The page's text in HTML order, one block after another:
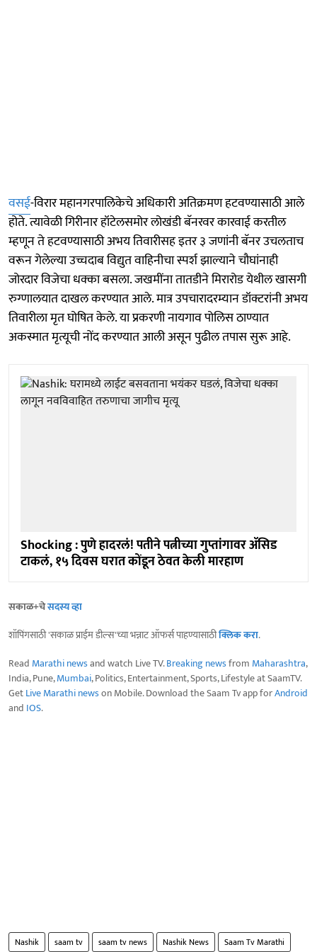
वसई-विरार महानगरपालिकेचे अधिकारी अतिक्रमण हटवण्यासाठी आले
होते. त्यावेळी गिरीनार हॉटेलसमोर लोखंडी बॅनरवर कारवाई करतील
म्हणून ते हटवण्यासाठी अभय तिवारीसह इतर ३ जणांनी बॅनर उचलताच
वरून गेलेल्या उच्चदाब विद्युत वाहिनीचा स्पर्श झाल्याने चौघांनाही
जोरदार विजेचा धक्का बसला. जखमींना तातडीने मिरारोड येथील खासगी
रुग्णालयात दाखल करण्यात आले. मात्र उपचारादरम्यान डॉक्टरांनी अभय
तिवारीला मृत घोषित केले. या प्रकरणी नायगाव पोलिस ठाण्यात
अकस्मात मृत्यूची नोंद करण्यात आली असून पुढील तपास सुरू आहे.
Shocking : पुणे हादरलं! पतीने पत्नीच्या गुप्तांगावर ॲसिड
टाकलं, १५ दिवस घरात कोंडून ठेवत केली मारहाण
सकाळ+चेसदस्य व्हा
शॉपिंगसाठी 'सकाळ प्राईम डील्स'च्या भन्नाट ऑफर्स पाहण्यासाठीक्लिक करा.
Read Marathi newsand watch Live TV.Breaking newsfrom Maharashtra,
India, Pune,Mumbai, Politics, Entertainment, Sports, Lifestyle at SaamTV.
GetLive Marathi newson Mobile. Download the Saam Tv app forAndroid
and IOS.
Nashik saam tv saam tv news Nashik News
Saam Tv Marathi